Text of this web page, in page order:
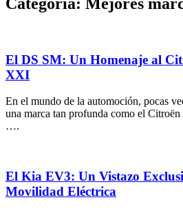
El DS SM: Un Homenaje al
XXI
En el mundo de la automoción, pocas
una marca tan profunda como el
….
El Kia EV3: Un Vistazo
Movilidad Eléctrica